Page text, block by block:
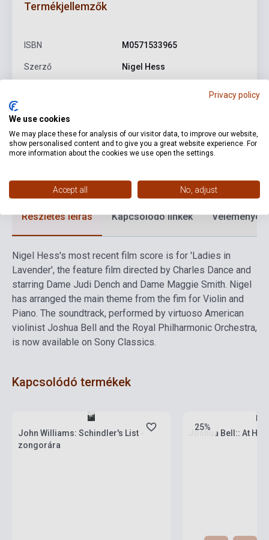
Termékjellemzők
ISBN M0571533965
Szerző Nigel Hess
Kiadási év 2009
Formátum Kotta
Részletes leírás Kapcsolódó linkek Vélemények
Nigel Hess's most recent film score is for 'Ladies in
Lavender', the feature film directed by Charles Dance and
starring Dame Judi Dench and Dame Maggie Smith. Nigel
has arranged the main theme from the fim for Violin and
Piano. The soundtrack, performed by virtuoso American
violinist Joshua Bell and the Royal Philharmonic Orchestra,
is now available on Sony Classics.
Kapcsolódó termékek
John Williams: Schindler's List -
zongorára
25%
Joshua Bell:: At
Privacy policy
We use cookies
We may place these for analysis of our visitor data, to improve our website,
show personalised content and to give you a great website experience. For
more information about the cookies we use open the settings.
Accept all No, adjust